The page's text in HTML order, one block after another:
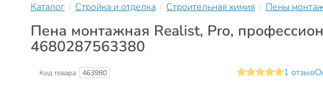
Каталог Стройка и отделка Строительная химия Пены
Пена монтажная Realist, Pro,
4680287563380
Код товара: 463980 1 отзыв